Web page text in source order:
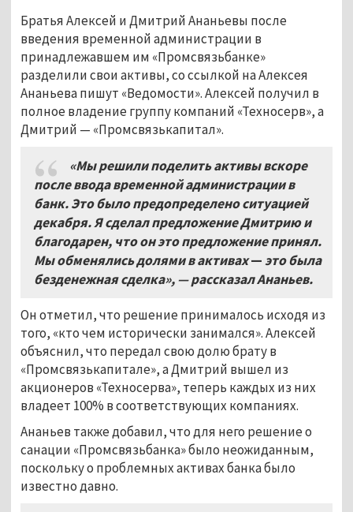
Братья Алексей и Дмитрий Ананьевы после
введения временной администрации в
принадлежавшем им «Промсвязьбанке»
разделили свои активы, со ссылкой на Алексея
Ананьева пишут «Ведомости». Алексей получил в
полное владение группу компаний «Техносерв», а
Дмитрий — «Промсвязькапитал».
«Мы решили поделить активы вскоре
после ввода временной администрации в
банк. Это было предопределено ситуацией
декабря. Я сделал предложение Дмитрию и
благодарен, что он это предложение принял.
Мы обменялись долями в активах—это была
безденежная сделка», — рассказал Ананьев.
Он отметил, что решение принималось исходя из
того, «кто чем исторически занимался». Алексей
объяснил, что передал свою долю брату в
«Промсвязькапитале», а Дмитрий вышел из
акционеров «Техносерва», теперь каждых из них
владеет 100% в соответствующих компаниях.
Ананьев также добавил, что для него решение о
санации «Промсвязьбанка» было неожиданным,
поскольку о проблемных активах банка было
известно давно.